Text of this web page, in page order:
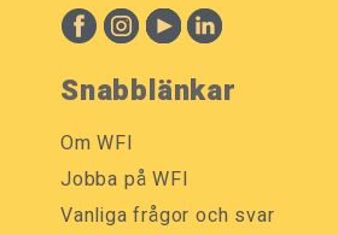
Snabblänkar
Om WFI
Jobba på WFI
Vanliga frågor och svar